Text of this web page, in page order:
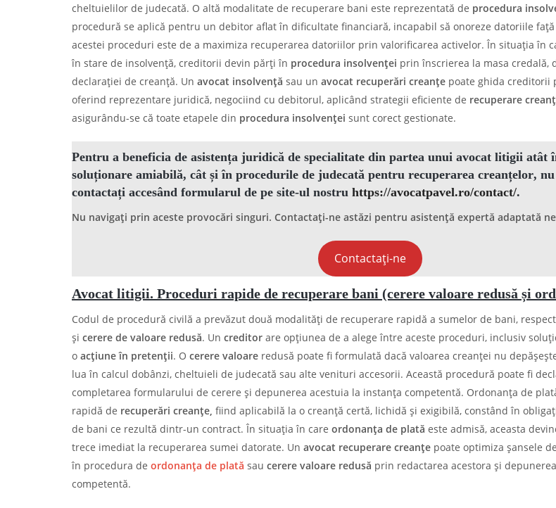
cheltuielilor de judecată. O altă modalitate de recuperare bani este reprezentată de procedura
procedură se aplică pentru un debitor aflat în dificultate financiară, incapabil să onoreze datoriile
acestei proceduri este de a maximiza recuperarea datoriilor prin valorificarea activelor. În situația în
în stare de insolvență, creditorii devin părți în procedura insolvenței prin înscrierea la masa credală,
declarației de creanță. Un avocat insolvență sau un avocat recuperări creanțe poate ghida creditorii
oferind reprezentare juridică, negociind cu debitorul, aplicând strategii eficiente de recuperare
asigurându-se că toate etapele din procedura insolvenței sunt corect gestionate.
Pentru a beneficia de asistența juridică de specialitate din partea unui avocat litigii atât
soluționare amiabilă, cât și în procedurile de judecată pentru recuperarea creanțelor,
contactați accesând formularul de pe site-ul nostru https://avocatpavel.ro/contact/.
Nu navigați prin aceste provocări singuri. Contactați-ne astăzi pentru asistență expertă adaptată
Contactați-ne
Avocat litigii. Proceduri rapide de recuperare bani (cerere valoare redusă și
Codul de procedură civilă a prevăzut două modalități de recuperare rapidă a sumelor de bani,
și cerere de valoare redusă. Un creditor are opțiunea de a alege între aceste proceduri, inclusiv
o acțiune în pretenții. O cerere valoare redusă poate fi formulată dacă valoarea creanței nu
lua în calcul dobânzi, cheltuieli de judecată sau alte venituri accesorii. Această procedură poate fi
completarea formularului de cerere și depunerea acestuia la instanța competentă. Ordonanța de
rapidă de recuperări creanțe, fiind aplicabilă la o creanță certă, lichidă și exigibilă, constând în
de bani ce rezultă dintr-un contract. În situația în care ordonanța de plată este admisă, aceasta
trece imediat la recuperarea sumei datorate. Un avocat recuperare creanțe poate optimiza șansele
în procedura de ordonanța de plată sau cerere valoare redusă prin redactarea acestora și
competentă.